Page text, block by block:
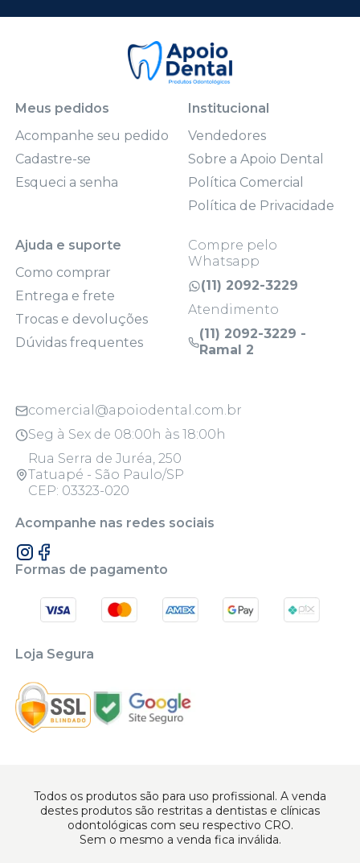
Meus pedidos
Acompanhe seu pedido
Cadastre-se
Esqueci a senha
Institucional
Vendedores
Sobre a Apoio Dental
Política Comercial
Política de Privacidade
Ajuda e suporte
Como comprar
Entrega e frete
Trocas e devoluções
Dúvidas frequentes
Compre pelo
Whatsapp
(11) 2092-3229
Atendimento
(11) 2092-3229 -
Ramal 2
comercial@apoiodental.com.br
Seg à Sex de 08:00h às 18:00h
Rua Serra de Juréa, 250
Tatuapé - São Paulo/SP
CEP: 03323-020
Acompanhe nas redes sociais
Formas de pagamento
Loja Segura
Todos os produtos são para uso profissional. A venda
destes produtos são restritas a dentistas e clínicas
odontológicas com seu respectivo CRO.
Sem o mesmo a venda fica inválida.